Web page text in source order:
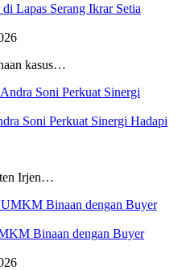
Lapas Serang Ikrar Setia
kasus…
Soni Perkuat Sinergi Hadapi
Irjen…
Binaan dengan Buyer